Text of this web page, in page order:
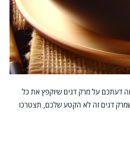
דעתכם על מרק דגים שיוקפץ את כל
דגים זה לא הקטע שלכם, תצטרכו